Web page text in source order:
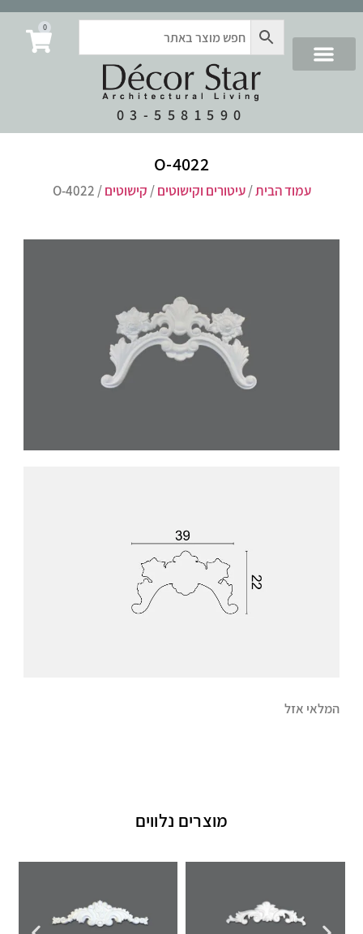
03-5581590
0
O-4022
עמוד הבית/עיטורים וקישוטים/ קישוטים/ O-4022
המלאי אזל
מוצרים נלווים